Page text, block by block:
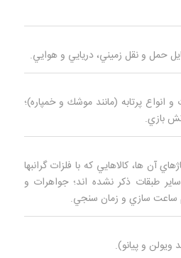
و انواع پرتابه (مانند موشك و خمپاره)؛
بازي.
آلياژهاي آن‌ ها، كالاهايي كه با فلزات گرانبها
طبقات ذكر نشده‌ اند؛ جواهرات و
ساعت‌ سازي و زمان سنجي.